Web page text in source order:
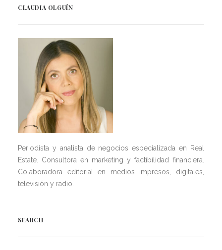
CLAUDIA OLGUÍN
Periodista y analista de negocios especializada en Real
Estate. Consultora en marketing y factibilidad financiera.
Colaboradora editorial en medios impresos, digitales,
televisión y radio.
SEARCH